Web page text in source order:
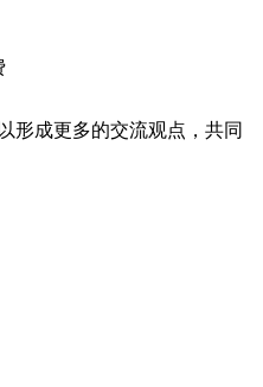
形成更多的交流观点，共同